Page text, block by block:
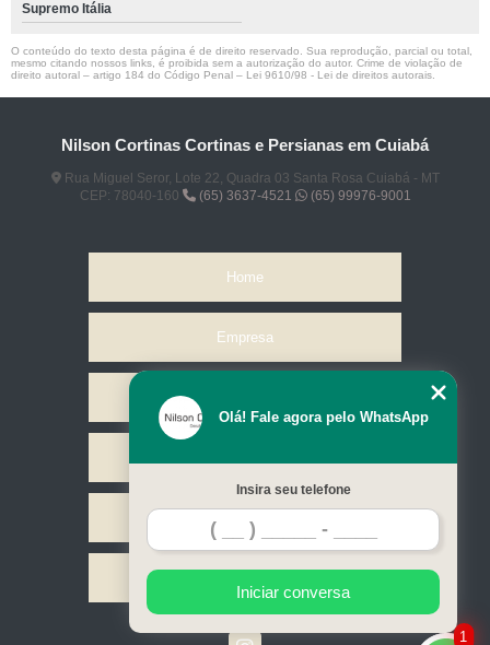
Supremo Itália
O conteúdo do texto desta página é de direito reservado. Sua reprodução, parcial ou total,
mesmo citando nossos links, é proibida sem a autorização do autor. Crime de violação de
direito autoral – artigo 184 do Código Penal – Lei 9610/98 - Lei de direitos autorais
Nilson Cortinas Cortinas e Persianas em Cuiabá
Rua Miguel Seror, Lote 22, Quadra 03 Santa Rosa Cuiabá - MT
CEP: 78040-160
(65) 3637-4521 (65) 99976-9001
Home
Empresa
Contato
1
Olá! Fale agora pelo WhatsApp
Insira seu telefone
Iniciar conversa